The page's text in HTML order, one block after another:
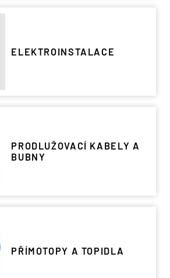
ELEKTROINSTALACE
PRODLUŽOVACÍ KABELY A
BUBNY
PŘÍMOTOPY A TOPIDLA